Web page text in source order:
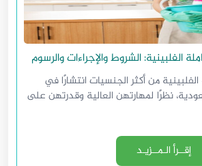
الفلبينية: الشروط والإجراءات والرسوم
الفلبينية من أكثر الجنسيات انتشارًا في
نظرًا لمهارتهن العالية وقدرتهن على
إقــرأ الـمــزيـد